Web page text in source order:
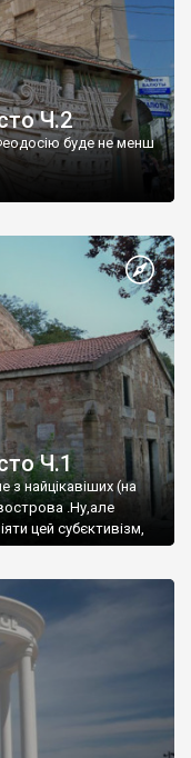
Ч.2
буде не менш
Ч.1
з найцікавіших (на
.Ну,але
цей субєктивізм,